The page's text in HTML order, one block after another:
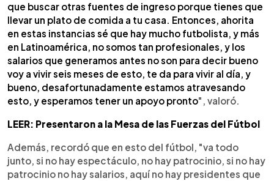
que buscar otras fuentes de ingreso porque tienes que
llevar un plato de comida a tu casa. Entonces, ahorita
en estas instancias sé que hay mucho futbolista, y más
en Latinoamérica, no somos tan profesionales, y los
salarios que generamos antes no son para decir bueno
voy a vivir seis meses de esto, te da para vivir al día, y
bueno, desafortunadamente estamos atravesando
esto, y esperamos tener un apoyo pronto", valoró.
LEER: Presentaron a la Mesa de las Fuerzas del Fútbol
Además, recordó que en esto del fútbol, "va todo
junto, si no hay espectáculo, no hay patrocinio, si no hay
patrocinio no hay salarios, aquí no hay presidentes que